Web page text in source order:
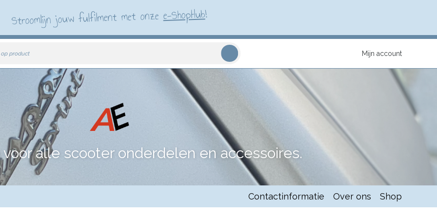
Stroomlijn jouw fulfilment met onzee-ShopHub!
op product Mijn account
alle scooter onderdelen en accessoires.
Contactinformatie Over ons Shop